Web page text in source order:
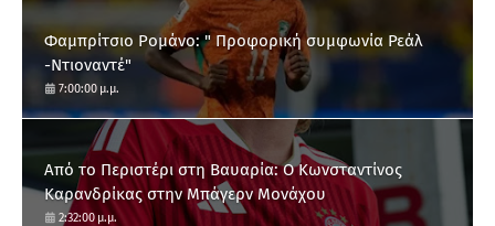
Φαμπρίτσιο Ρομάνο: " Προφορική συμφωνία Ρεάλ
-Ντιοναντέ"
7:00:00 μ.μ.
Από το Περιστέρι στη Βαυαρία: O Κωνσταντίνος
Καρανδρίκας στην Μπάγερν Μονάχου
2:32:00 μ.μ.